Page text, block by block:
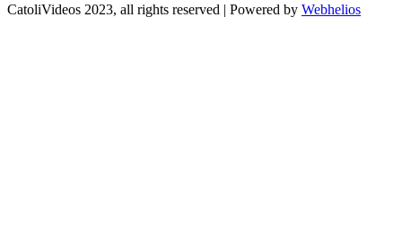
CatoliVideos 2023, all rights reserved | Powered by Webhelios